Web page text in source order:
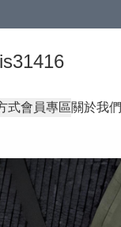
式會員專區關於我們